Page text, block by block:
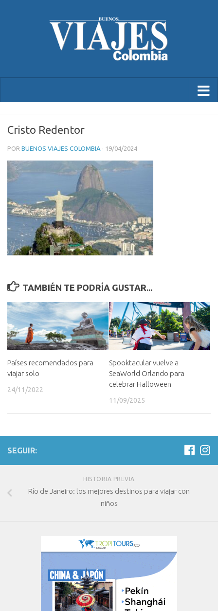
Cristo Redentor
POR BUENOS VIAJES COLOMBIA · 19/04/2024
TAMBIÉN TE PODRÍA GUSTAR...
Países recomendados para
viajar solo
24/11/2022
Spooktacular vuelve a
SeaWorld Orlando para
celebrar Halloween
11/09/2025
SEGUIR:
HISTORIA PREVIA
Río de Janeiro: los mejores destinos para viajar con
niños